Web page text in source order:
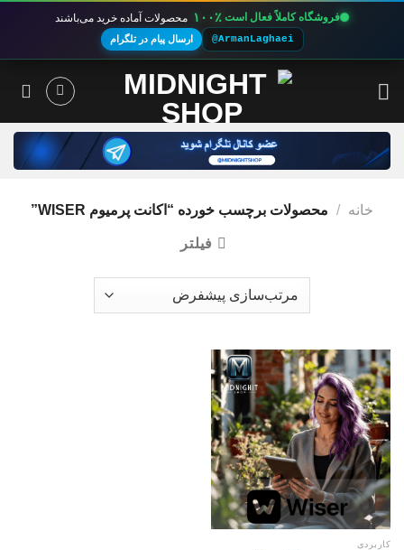
فروشگاه کاملاً فعال است ۱۰۰٪ محصولات آماده خرید می‌باشند
@ArmanLaghaei ارسال پیام در تلگرام
خانه / محصولات برچسب خورده “اکانت پرمیوم WISER”
فیلتر
کاربردی